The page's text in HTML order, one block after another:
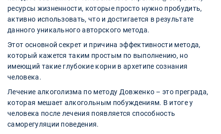
ресурсы жизненности, которые просто нужно пробудить,
активно использовать, что и достигается в результате
данного уникального авторского метода.
Этот основной секрет и причина эффективности метода,
который кажется таким простым по выполнению, но
имеющий такие глубокие корни в архетипе сознания
человека.
Лечение алкоголизма по методу Довженко – это преграда,
которая мешает алкогольным побуждениям. В итоге у
человека после лечения появляется способность
саморегуляции поведения.